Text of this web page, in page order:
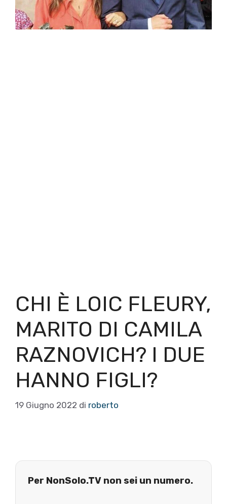
CHI È LOIC FLEURY,
MARITO DI CAMILA
RAZNOVICH? I DUE
HANNO FIGLI?
19 Giugno 2022 di roberto
Per NonSolo.TV non sei un numero.